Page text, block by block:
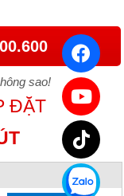
sao!
ĐẶT